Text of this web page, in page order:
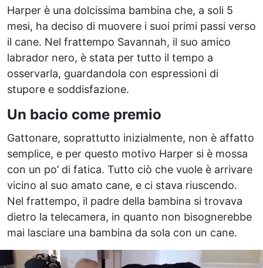
Harper è una dolcissima bambina che, a soli 5
mesi, ha deciso di muovere i suoi primi passi verso
il cane. Nel frattempo Savannah, il suo amico
labrador nero, è stata per tutto il tempo a
osservarla, guardandola con espressioni di
stupore e soddisfazione.
Un bacio come premio
Gattonare, soprattutto inizialmente, non è affatto
semplice, e per questo motivo Harper si è mossa
con un po’ di fatica. Tutto ciò che vuole è arrivare
vicino al suo amato cane, e ci stava riuscendo.
Nel frattempo, il padre della bambina si trovava
dietro la telecamera, in quanto non bisognerebbe
mai lasciare una bambina da sola con un cane.